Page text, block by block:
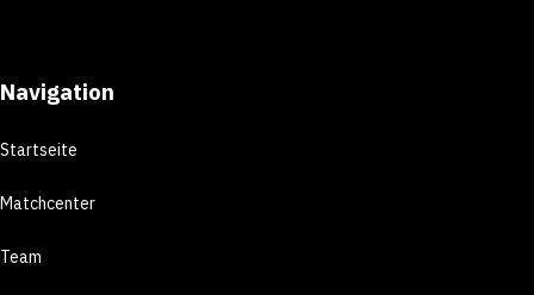
Navigation
Startseite
Matchcenter
Team